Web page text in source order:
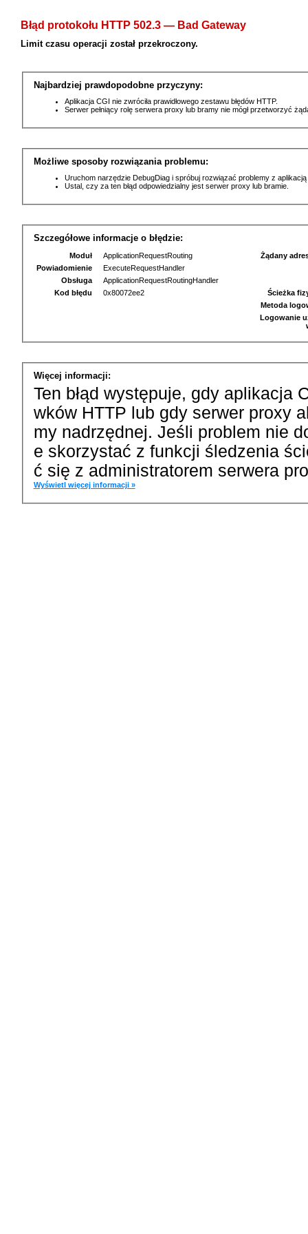
Błąd protokołu HTTP 502.3 — Bad Gateway
Limit czasu operacji został przekroczony.
Najbardziej prawdopodobne przyczyny:
Aplikacja CGI nie zwróciła prawidłowego zestawu błędów HTTP.
Serwer pełniący rolę serwera proxy lub bramy nie mógł przetworzyć
Możliwe sposoby rozwiązania problemu:
Uruchom narzędzie DebugDiag i spróbuj rozwiązać problemy z
Ustal, czy za ten błąd odpowiedzialny jest serwer proxy lub bramie.
Szczegółowe informacje o błędzie:
Moduł
ApplicationRequestRouting
Powiadomienie
ExecuteRequestHandler
Obsługa
ApplicationRequestRoutingHandler
Kod błędu
0x80072ee2
Żądany
Ścieżka
Metoda
Logowanie
Więcej informacji:
Ten błąd występuje, gdy aplikacja
wków HTTP lub gdy serwer proxy
my nadrzędnej. Jeśli problem nie
e skorzystać z funkcji śledzenia
ć się z administratorem serwera
Wyświetl więcej informacji »